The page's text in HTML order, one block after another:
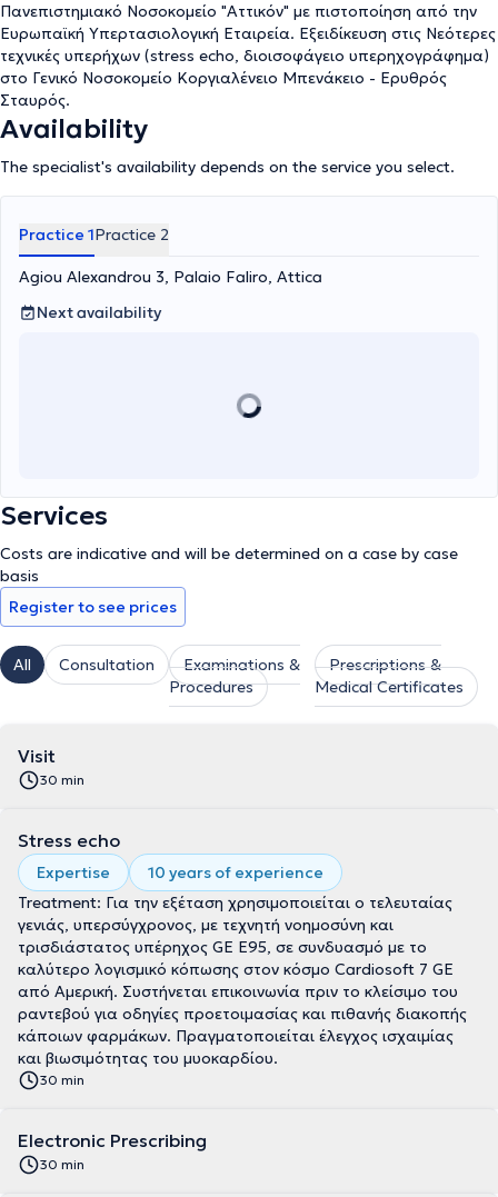
Πανεπιστημιακό Νοσοκομείο "Αττικόν" με πιστοποίηση από την
Ευρωπαϊκή Υπερτασιολογική Εταιρεία. Εξειδίκευση στις Νεότερες
τεχνικές υπερήχων (stress echo, διοισοφάγειο υπερηχογράφημα)
στο Γενικό Νοσοκομείο Κοργιαλένειο Μπενάκειο - Ερυθρός
Σταυρός.
Availability
The specialist's availability depends on the service you select.
Practice 1Practice 2
Agiou Alexandrou 3, Palaio Faliro, Attica
Next availability
Services
Costs are indicative and will be determined on a case by case
basis
Register to see prices
All Consultation
Examinations &
Procedures
Prescriptions &
Medical Certificates
Visit
30 min
Stress echo
Expertise
10 years of experience
Treatment: Για την εξέταση χρησιμοποιείται ο τελευταίας
γενιάς, υπερσύγχρονος, με τεχνητή νοημοσύνη και
τρισδιάστατος υπέρηχος GE E95, σε συνδυασμό με το
καλύτερο λογισμικό κόπωσης στον κόσμο Cardiosoft 7 GE
από Αμερική. Συστήνεται επικοινωνία πριν το κλείσιμο του
ραντεβού για οδηγίες προετοιμασίας και πιθανής διακοπής
κάποιων φαρμάκων. Πραγματοποιείται έλεγχος ισχαιμίας
και βιωσιμότητας του μυοκαρδίου.
30 min
Electronic Prescribing
30 min